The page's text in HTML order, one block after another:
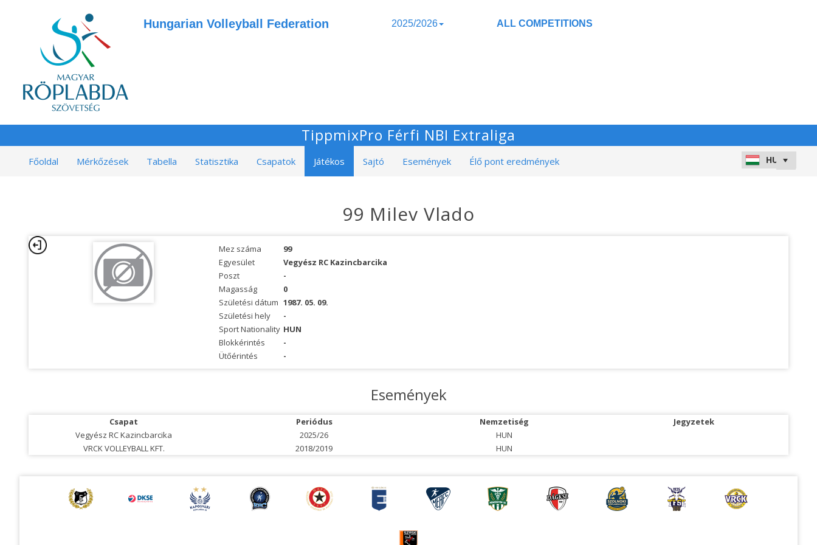
Hungarian Volleyball Federation 2025/2026 ALL COMPETITIONS
TippmixPro Férfi NBI Extraliga
Főoldal Mérkőzések Tabella Statisztika Csapatok Játékos Sajtó Események Élő pont eredmények
99 Milev Vlado
Mez száma
99
Egyesület
Vegyész RC Kazincbarcika
Poszt
-
Magasság
0
Születési dátum 1987. 05. 09.
Születési hely
-
Sport Nationality HUN
Blokkérintés
-
Ütőérintés
-
Események
Csapat Periódus Nemzetiség
Jegyzetek
Vegyész RC Kazincbarcika
2025/26
HUN
VRCK VOLLEYBALL KFT.
2018/2019 HUN